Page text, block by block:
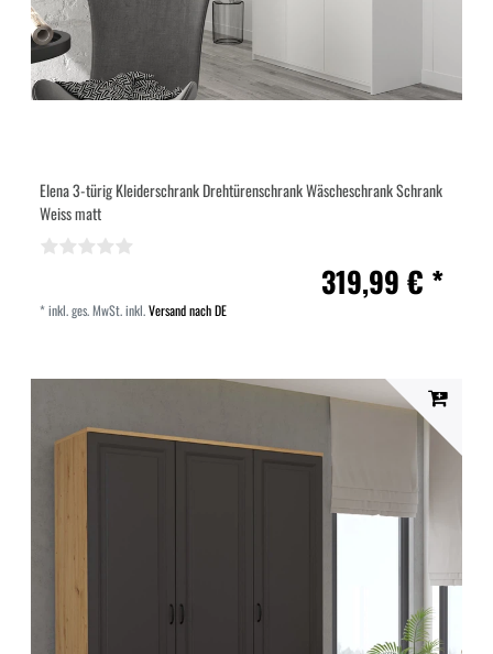
Elena 3-türig Kleiderschrank Drehtürenschrank Wäscheschrank Schrank
Weiss matt
319,99 € *
*inkl. ges. MwSt.inkl.Versand nach DE